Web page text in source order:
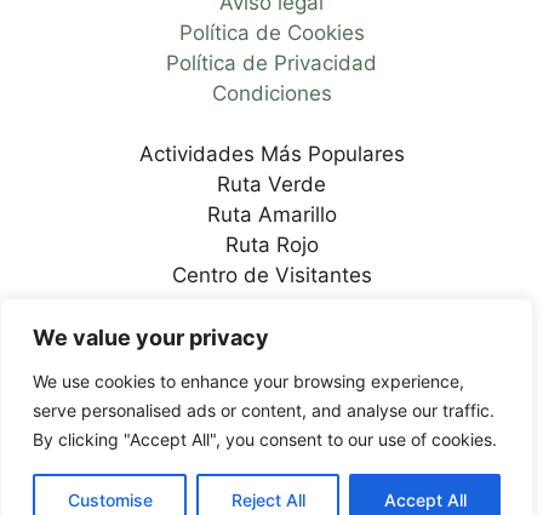
We value your privacy
We use cookies to enhance your browsing experience,
serve personalised ads or content, and analyse our traffic.
By clicking "Accept All", you consent to our use of cookies.
Customise Reject All Accept All
Política de Cookies
Política de Privacidad
Condiciones
Actividades Más Populares
Ruta Verde
Ruta Amarillo
Ruta Rojo
Centro de Visitantes
Facebook
Elemento de lista nº3
reservados